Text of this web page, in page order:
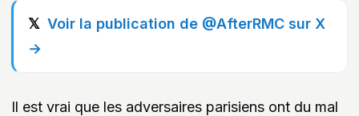
Voir la publication de @AfterRMC sur X
→
Il est vrai que les adversaires parisiens ont du mal